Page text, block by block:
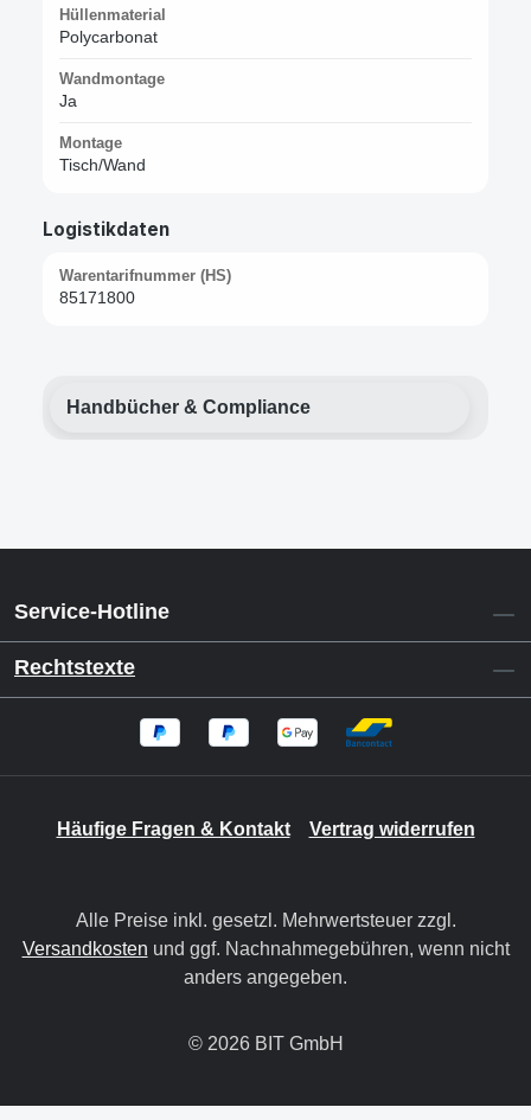
Hüllenmaterial
Polycarbonat
Wandmontage
Ja
Montage
Tisch/Wand
Logistikdaten
Warentarifnummer (HS)
85171800
Handbücher & Compliance
Service-Hotline
Rechtstexte
Häufige Fragen & Kontakt Vertrag widerrufen
Alle Preise inkl. gesetzl. Mehrwertsteuer zzgl.
Versandkosten und ggf. Nachnahmegebühren, wenn nicht
anders angegeben.
© 2026 BIT GmbH